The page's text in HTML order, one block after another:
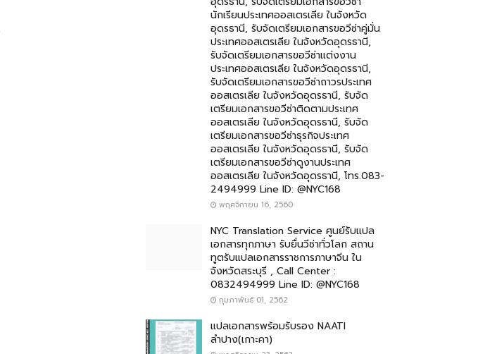
นักเรียนประเทศออสเตรเลีย ในจังหวัด
อุดรธานี, รับจัดเตรียมเอกสารขอวีซ่าคู่มั่น
ประเทศออสเตรเลีย ในจังหวัดอุดรธานี,
รับจัดเตรียมเอกสารขอวีซ่าแต่งงาน
ประเทศออสเตรเลีย ในจังหวัดอุดรธานี,
รับจัดเตรียมเอกสารขอวีซ่าถาวรประเทศ
ออสเตรเลีย ในจังหวัดอุดรธานี, รับจัด
เตรียมเอกสารขอวีซ่าติดตามประเทศ
ออสเตรเลีย ในจังหวัดอุดรธานี, รับจัด
เตรียมเอกสารขอวีซ่าธุรกิจประเทศ
ออสเตรเลีย ในจังหวัดอุดรธานี, รับจัด
เตรียมเอกสารขอวีซ่าดูงานประเทศ
ออสเตรเลีย ในจังหวัดอุดรธานี, โทร.083-
2494999 Line ID: @NYC168
พฤศจิกายน 16, 2560
NYC Translation Service ศูนย์รับแปล
เอกสารทุกภาษา รับยื่นวีซ่าทั่วโลก สถาน
ทูตรับแปลเอกสารราชการภาษาจีน ใน
จังหวัดสระบุรี , Call Center :
0832494999 Line ID: @NYC168
กุมภาพันธ์ 01, 2562
แปลเอกสารพร้อมรับรอง NAATI
ลำปาง(เกาะคา)